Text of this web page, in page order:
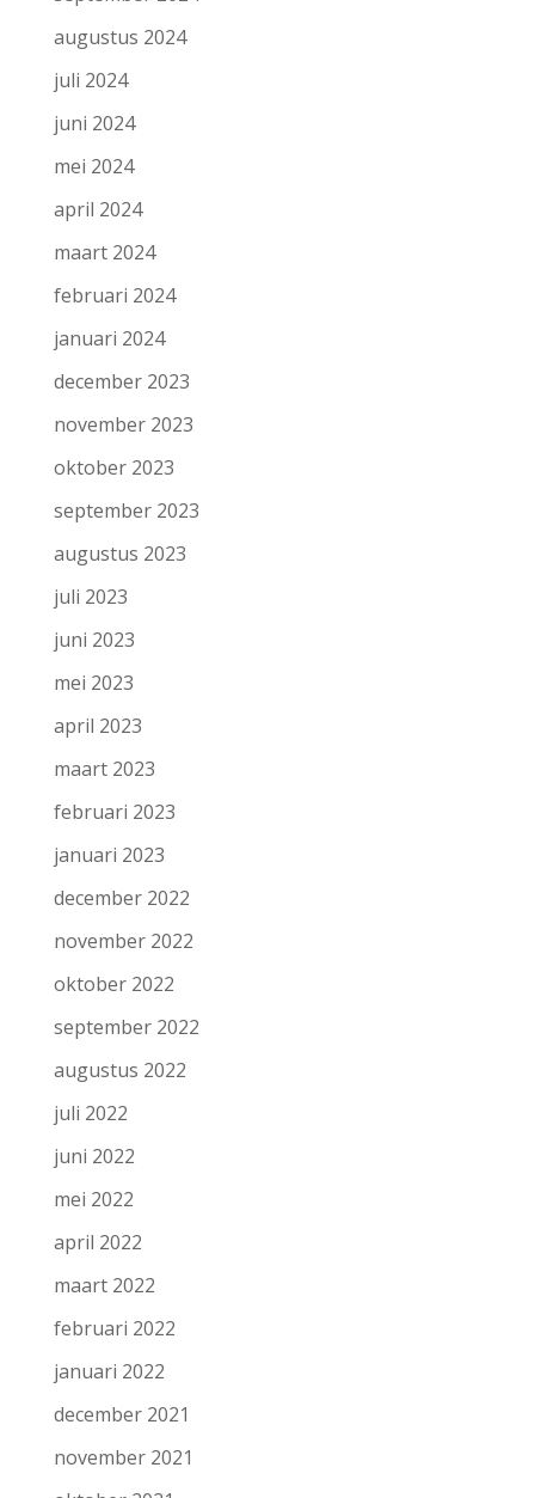
augustus 2024
juli 2024
juni 2024
mei 2024
april 2024
maart 2024
februari 2024
januari 2024
december 2023
november 2023
oktober 2023
september 2023
augustus 2023
juli 2023
juni 2023
mei 2023
april 2023
maart 2023
februari 2023
januari 2023
december 2022
november 2022
oktober 2022
september 2022
augustus 2022
juli 2022
juni 2022
mei 2022
april 2022
maart 2022
februari 2022
januari 2022
december 2021
november 2021